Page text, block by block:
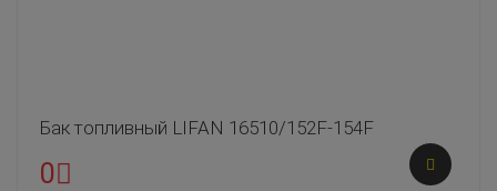
Бак топливный LIFAN 16510/152F-154F
0